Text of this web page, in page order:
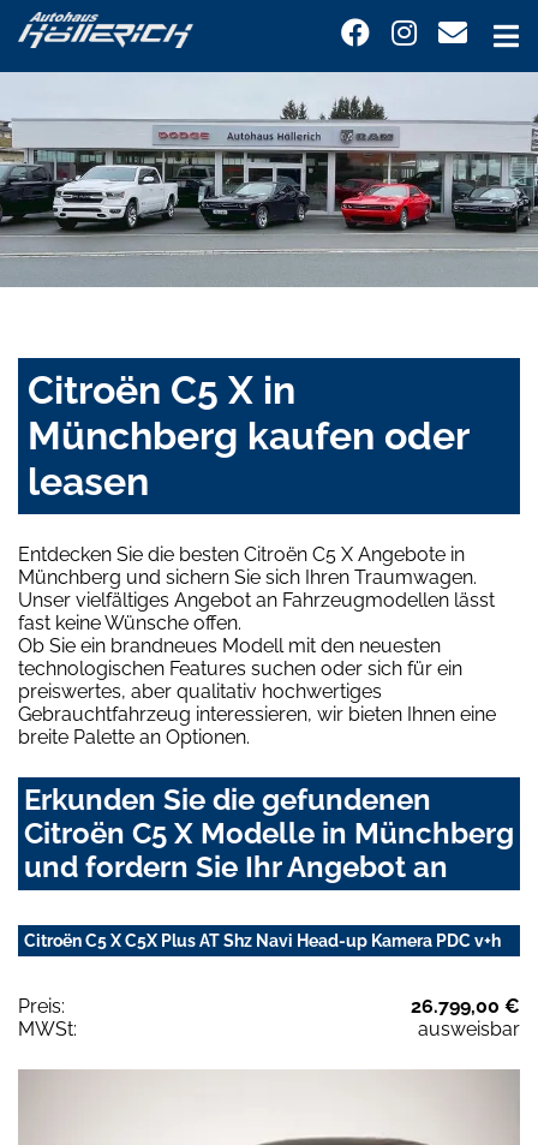
Citroën C5 X in
Münchberg kaufen oder
leasen
Entdecken Sie die besten Citroën C5 X Angebote in
Münchberg und sichern Sie sich Ihren Traumwagen.
Unser vielfältiges Angebot an Fahrzeugmodellen lässt
fast keine Wünsche offen.
Ob Sie ein brandneues Modell mit den neuesten
technologischen Features suchen oder sich für ein
preiswertes, aber qualitativ hochwertiges
Gebrauchtfahrzeug interessieren, wir bieten Ihnen eine
breite Palette an Optionen.
Erkunden Sie die gefundenen
Citroën C5 X Modelle in Münchberg
und fordern Sie Ihr Angebot an
Citroën C5 X C5X Plus AT Shz Navi Head-up Kamera PDC v+h
Preis:
26.799,00 €
MWSt:
ausweisbar